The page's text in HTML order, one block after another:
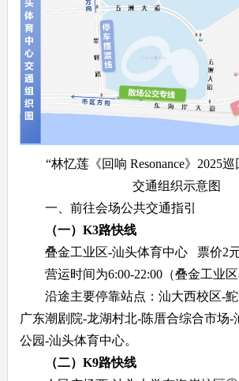
“林忆莲《回响 Resonance》2025巡
交通组织示意图
一、前往会场公共交通指引
（一）K3路快线
叠金工业区-汕头体育中心 票价2
营运时间为6:00-22:00（叠金工业区
沿途主要停靠站点：汕大西校区-鮀
广东潮剧院-龙湖村北-陈厝合综合市场-
公园-汕头体育中心。
（二） K9路快线